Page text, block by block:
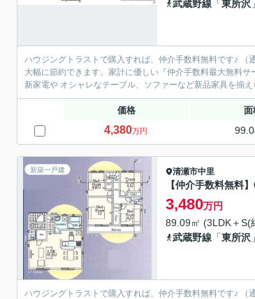
武蔵野線 「東所沢
ハウジングトラストで購入すれば、仲介手数料無料です♪ （通常の仲介手数料
大幅に節約できます。家計に優しい『仲介手数料最大無料サービス』をぜひご利用ください！ 節
価格 面
4,380万円
新築一戸建 清瀬市中里
【仲介手数料無
3,480万円
89.09㎡ (3LDK＋S(
武蔵野線 「東所沢
ハウジングトラストで購入すれば、仲介手数料無料です♪ （通常の仲介手数料